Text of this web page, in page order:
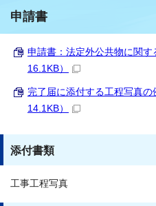
申請書
申請書：法定外公共物に関
16.1KB）
完了届に添付する工程写真
14.1KB）
添付書類
工事工程写真